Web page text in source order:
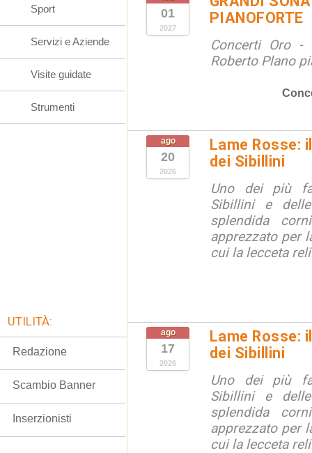
01
2027
PIANOFORTE
Concerti Oro -
Roberto Plano
ago
20
2026
Lame Rosse:
dei Sibillini
Uno dei più
Sibillini e
splendida
apprezzato per
cui la lecceta
ago
17
2026
Lame Rosse:
dei Sibillini
Uno dei più
Sibillini e
splendida
apprezzato per
cui la lecceta
Sport
Servizi e Aziende
Visite guidate
Strumenti
UTILITÀ:
Redazione
Scambio Banner
Inserzionisti